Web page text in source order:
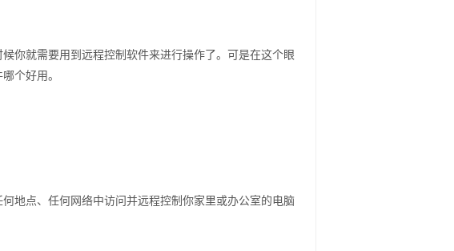
就需要用到远程控制软件来进行操作了。可是在这个眼
个好用。
点、任何网络中访问并远程控制你家里或办公室的电脑